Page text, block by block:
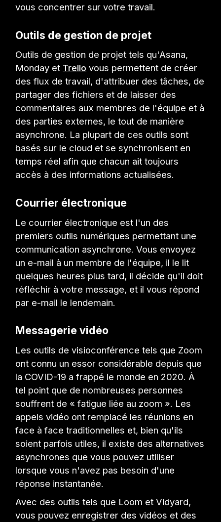
vous concentrer sur votre travail.
Outils de gestion de projet
Outils de gestion de projet tels qu'Asana,
Monday et Trello vous permettent de créer
des flux de travail, d'attribuer des tâches, de
partager des fichiers et de laisser des
commentaires aux membres de l'équipe et à
des parties externes, le tout de manière
asynchrone. La plupart de ces outils sont
basés sur le cloud et se synchronisent en
temps réel afin que chacun ait toujours
accès à des informations actualisées.
Courrier électronique
Le courrier électronique est l'un des
premiers outils numériques permettant une
communication asynchrone. Vous envoyez
un e-mail à un membre de l'équipe, il le lit
quelques heures plus tard, il décide qu'il doit
réfléchir à votre message, et il vous répond
par e-mail le lendemain.
Messagerie vidéo
Les outils de visioconférence tels que Zoom
ont connu un essor considérable depuis que
la COVID-19 a frappé le monde en 2020. À
tel point que de nombreuses personnes
souffrent de « fatigue liée au zoom ». Les
appels vidéo ont remplacé les réunions en
face à face traditionnelles et, bien qu'ils
soient parfois utiles, il existe des alternatives
asynchrones que vous pouvez utiliser
lorsque vous n'avez pas besoin d'une
réponse instantanée.
Avec des outils tels que Loom et Vidyard,
vous pouvez enregistrer des vidéos et des